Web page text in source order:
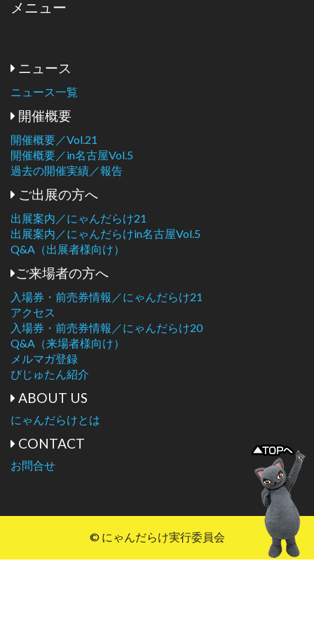
メニュー
ニュース
ニュース一覧
開催概要
開催概要／Vol.21
開催概要／in名古屋Vol.5
過去の開催実績／報告
ご出展の方へ
出展案内／にゃんだらけ21
出展案内／にゃんだらけin名古屋Vol.5
Q&A（出展者様向け）
ご来場者の方へ
入場券・前売券情報／にゃんだらけ21
アクセス
入場券・前売券情報／にゃんだらけ20
Q&A（来場者様向け）
メルマガ登録
びじゅたん紹介
ABOUT US
にゃんだらけとは
CONTACT
お問合せ
© にゃんだらけ実行委員会